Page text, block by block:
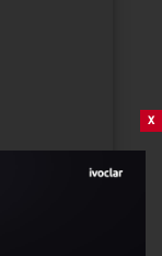
x